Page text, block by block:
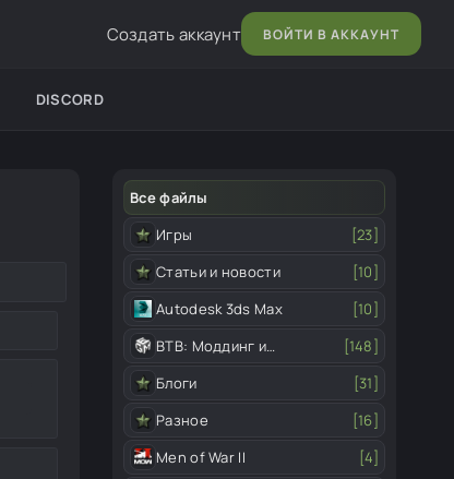
Создать аккаунт ВОЙТИ В АККАУНТ
DISCORD
Все файлы
Игры
[23]
Статьи и новости
[10]
Autodesk 3ds Max
[10]
ВТВ: Моддинг и
[148]
Блоги
[31]
Разное
[16]
Men of War II
[4]